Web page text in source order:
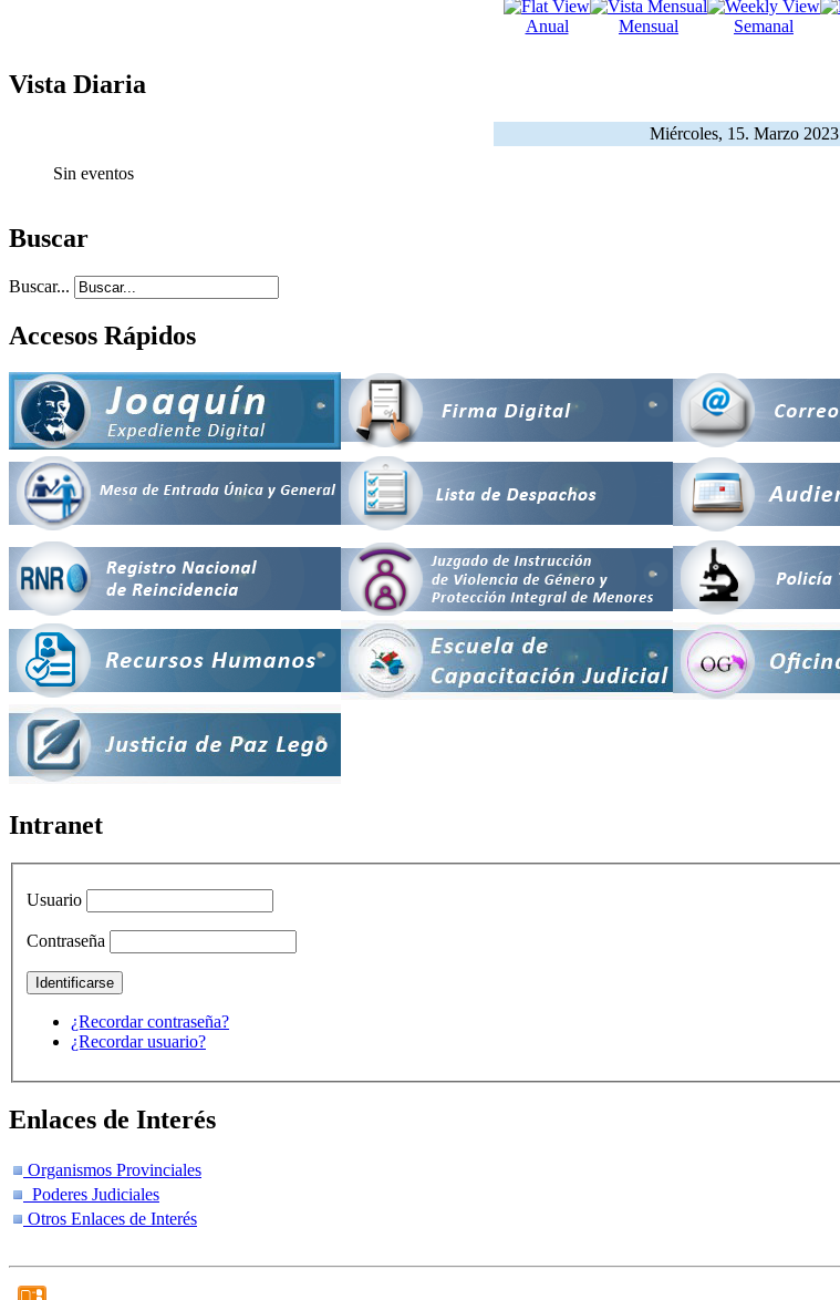
Anual Mensual Semanal
Vista Diaria
Miércoles, 15. Marzo 2023
Sin eventos
Buscar
Buscar...
Accesos Rápidos
Intranet
Usuario
Contraseña
¿Recordar contraseña?
¿Recordar usuario?
Enlaces de Interés
Organismos Provinciales
Poderes Judiciales
Otros Enlaces de Interés